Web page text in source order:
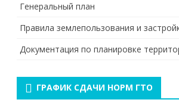
Генеральный план
Правила землепользования и
Документация по планировке
ГРАФИК СДАЧИ НОРМ ГТО